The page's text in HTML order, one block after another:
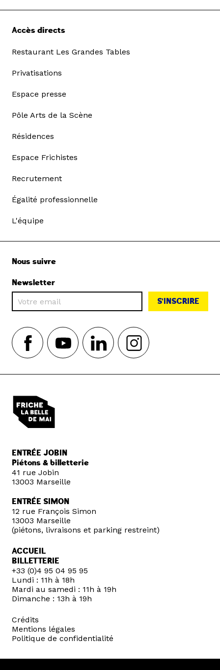
Accès directs
Restaurant Les Grandes Tables
Privatisations
Espace presse
Pôle Arts de la Scène
Résidences
Espace Frichistes
Recrutement
Égalité professionnelle
L'équipe
Nous suivre
Newsletter
S'INSCRIRE
ENTRÉE JOBIN
Piétons & billetterie
41 rue Jobin
13003 Marseille
ENTRÉE SIMON
12 rue François Simon
13003 Marseille
(piétons, livraisons et parking restreint)
ACCUEIL
BILLETTERIE
+33 (0)4 95 04 95 95
Lundi : 11h à 18h
Mardi au samedi : 11h à 19h
Dimanche : 13h à 19h
Crédits
Mentions légales
Politique de confidentialité